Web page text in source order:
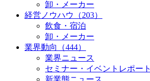
卸・メーカー
経営ノウハウ（203）
飲食・宿泊
卸・メーカー
業界動向（444）
業界ニュース
セミナー・イベントレポート
新業態ニュース